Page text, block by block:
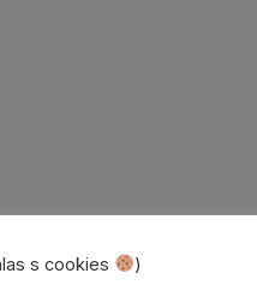
s cookies
)